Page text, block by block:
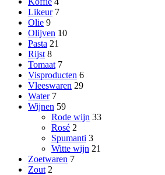
Likeur 7
Olie 9
Olijven 10
Pasta 21
Rijst 8
Tomaat 7
Visproducten 6
Vleeswaren 29
Water 7
Wijnen 59
Rode wijn 33
Rosé 2
Spumanti 3
Witte wijn 21
Zoetwaren 7
Zout 2